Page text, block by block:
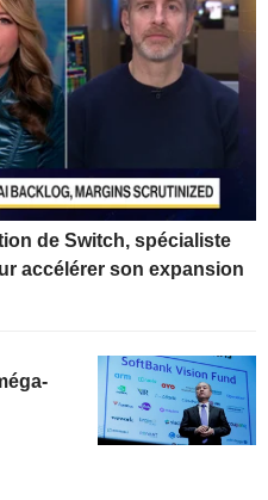
de Switch, spécialiste
accélérer son expansion